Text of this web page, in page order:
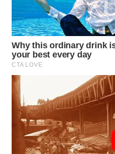
WAHANA
NEWS
WAHANA
TANI
WAHANA
ADVOKAT
WAHANA
INFRASTRUKTUR